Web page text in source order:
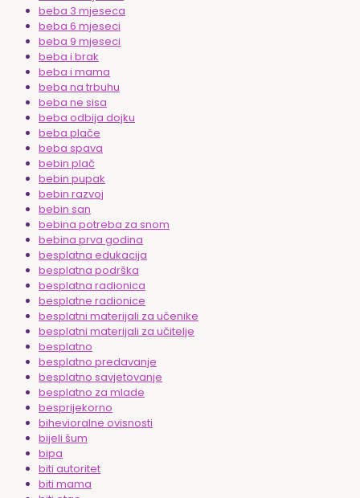
beba 3 mjeseca
beba 6 mjeseci
beba 9 mjeseci
beba i brak
beba i mama
beba na trbuhu
beba ne sisa
beba odbija dojku
beba plače
beba spava
bebin plač
bebin pupak
bebin razvoj
bebin san
bebina potreba za snom
bebina prva godina
besplatna edukacija
besplatna podrška
besplatna radionica
besplatne radionice
besplatni materijali za učenike
besplatni materijali za učitelje
besplatno
besplatno predavanje
besplatno savjetovanje
besplatno za mlade
besprijekorno
bihevioralne ovisnosti
bijeli šum
bipa
biti autoritet
biti mama